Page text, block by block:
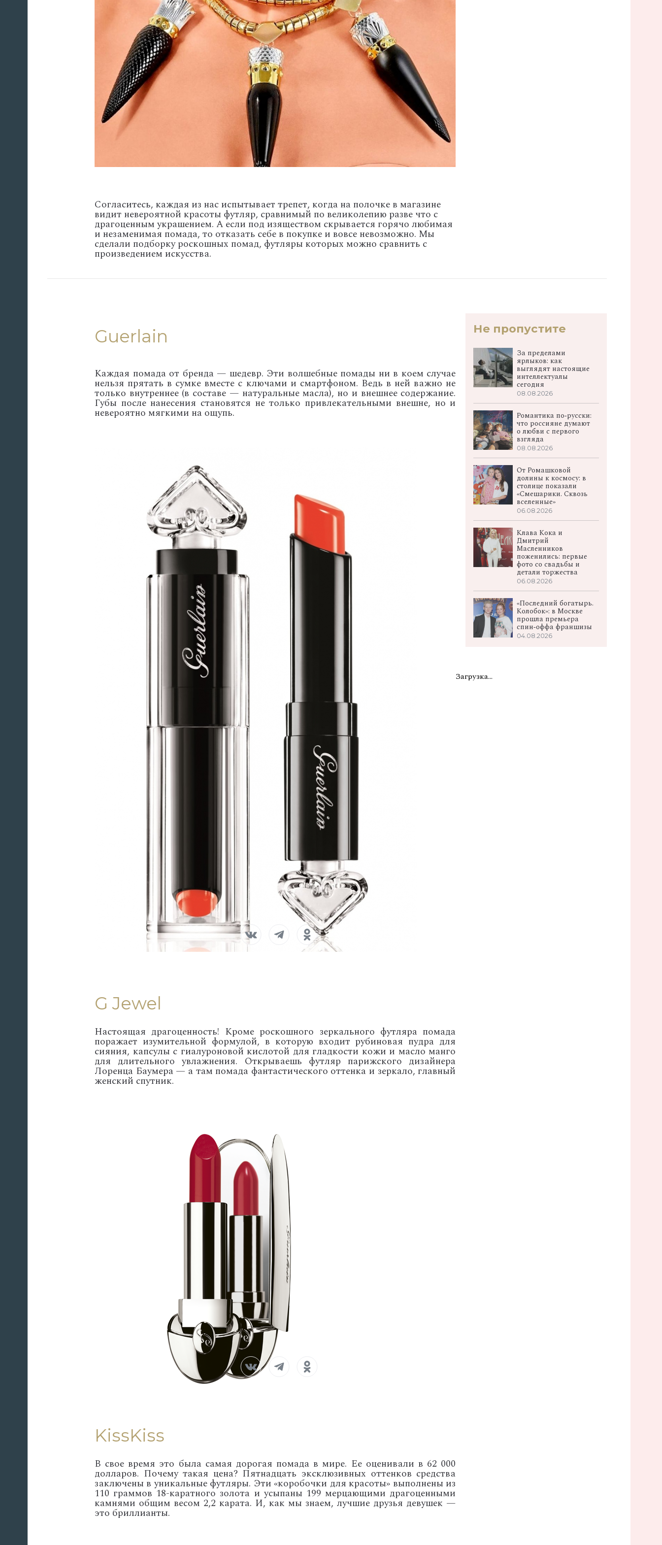
Согласитесь, каждая из нас испытывает трепет, когда на полочке в магазине
видит невероятной красоты футляр, сравнимый по великолепию разве что с
драгоценным украшением. А если под изяществом скрывается горячо любимая
и незаменимая помада, то отказать себе в покупке и вовсе невозможно. Мы
сделали подборку роскошных помад, футляры которых можно сравнить с
произведением искусства.
Guerlain
Каждая помада от бренда — шедевр. Эти волшебные помады ни в коем случае
нельзя прятать в сумке вместе с ключами и смартфоном. Ведь в ней важно не
только внутреннее (в составе — натуральные масла), но и внешнее содержание.
Губы после нанесения становятся не только привлекательными внешне, но и
невероятно мягкими на ощупь.
G Jewel
Настоящая драгоценность! Кроме роскошного зеркального футляра помада
поражает изумительной формулой, в которую входит рубиновая пудра для
сияния, капсулы с гиалуроновой кислотой для гладкости кожи и масло манго
для длительного увлажнения. Открываешь футляр парижского дизайнера
Лоренца Баумера — а там помада фантастического оттенка и зеркало, главный
женский спутник.
KissKiss
В свое время это была самая дорогая помада в мире. Ее оценивали в 62 000
долларов. Почему такая цена? Пятнадцать эксклюзивных оттенков средства
заключены в уникальные футляры. Эти «коробочки для красоты» выполнены из
110 граммов 18-каратного золота и усыпаны 199 мерцающими драгоценными
камнями общим весом 2,2 карата. И, как мы знаем, лучшие друзья девушек —
это бриллианты.
Не пропустите
За пределами
ярлыков: как
выглядят настоящие
интеллектуалы
сегодня
08.08.2026
Романтика по‑русски:
что россияне думают
о любви с первого
взгляда
08.08.2026
От Ромашковой
долины к космосу: в
столице показали
«Смешарики. Сквозь
вселенные»
06.08.2026
Клава Кока и
Дмитрий
Масленников
поженились: первые
фото со свадьбы и
детали торжества
06.08.2026
«Последний богатырь.
Колобок»: в Москве
прошла премьера
спин‑оффа франшизы
04.08.2026
Загрузка...